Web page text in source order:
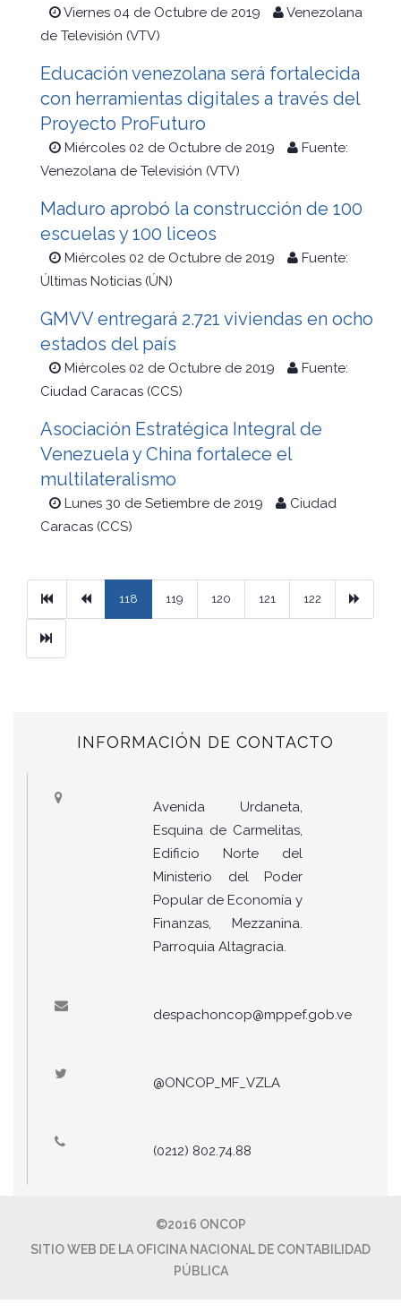
Viernes 04 de Octubre de 2019
Venezolana
de Televisión (VTV)
Educación venezolana será fortalecida
con herramientas digitales a través del
Proyecto ProFuturo
Miércoles 02 de Octubre de 2019
Fuente:
Venezolana de Televisión (VTV)
Maduro aprobó la construcción de 100
escuelas y 100 liceos
Miércoles 02 de Octubre de 2019
Fuente:
Últimas Noticias (ÚN)
GMVV entregará 2.721 viviendas en ocho
estados del país
Miércoles 02 de Octubre de 2019
Fuente:
Ciudad Caracas (CCS)
Asociación Estratégica Integral de
Venezuela y China fortalece el
multilateralismo
Lunes 30 de Setiembre de 2019
Ciudad
Caracas (CCS)
PrimeraPrevious
118 119 120 121 122
Ultimo
INFORMACIÓN DE CONTACTO
Avenida Urdaneta,
Esquina de Carmelitas,
Edificio Norte del
Ministerio del Poder
Popular de Economía y
Finanzas, Mezzanina.
Parroquia Altagracia.
despachoncop@mppef.gob.ve
@ONCOP_MF_VZLA
(0212) 802.74.88
©2016 ONCOP
SITIO WEB DE LA OFICINA NACIONAL DE CONTABILIDAD
PÚBLICA